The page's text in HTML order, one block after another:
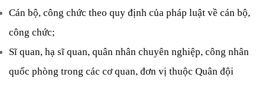
Cán bộ, công chức theo quy định của pháp luật về cán bộ,
công chức;
Sĩ quan, hạ sĩ quan, quân nhân chuyên nghiệp, công nhân
quốc phòng trong các cơ quan, đơn vị thuộc Quân đội